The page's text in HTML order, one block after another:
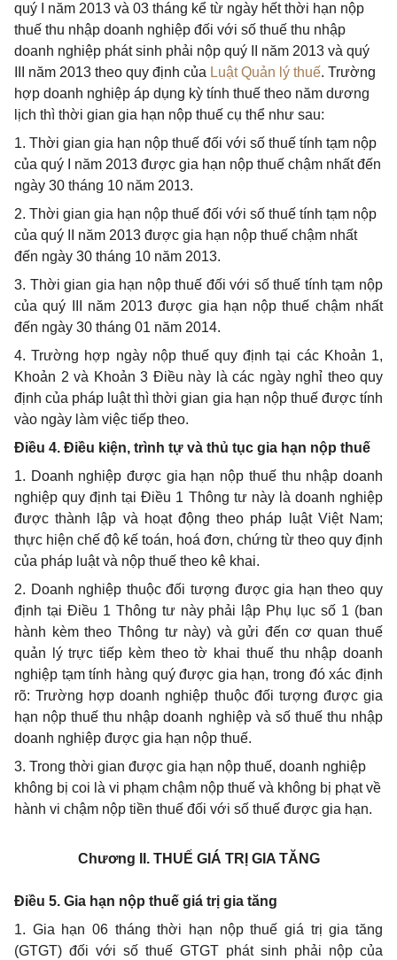
quý I năm 2013 và 03 tháng kể từ ngày hết thời hạn nộp
thuế thu nhập doanh nghiệp đối với số thuế thu nhập
doanh nghiệp phát sinh phải nộp quý II năm 2013 và quý
III năm 2013 theo quy định của Luật Quản lý thuế. Trường
hợp doanh nghiệp áp dụng kỳ tính thuế theo năm dương
lịch thì thời gian gia hạn nộp thuế cụ thể như sau:
1. Thời gian gia hạn nộp thuế đối với số thuế tính tạm nộp
của quý I năm 2013 được gia hạn nộp thuế chậm nhất đến
ngày 30 tháng 10 năm 2013.
2. Thời gian gia hạn nộp thuế đối với số thuế tính tạm nộp
của quý II năm 2013 được gia hạn nộp thuế chậm nhất
đến ngày 30 tháng 10 năm 2013.
3. Thời gian gia hạn nộp thuế đối với số thuế tính tạm nộp
của quý III năm 2013 được gia hạn nộp thuế chậm nhất
đến ngày 30 tháng 01 năm 2014.
4. Trường hợp ngày nộp thuế quy định tại các Khoản 1,
Khoản 2 và Khoản 3 Điều này là các ngày nghỉ theo quy
định của pháp luật thì thời gian gia hạn nộp thuế được tính
vào ngày làm việc tiếp theo.
Điều 4. Điều kiện, trình tự và thủ tục gia hạn nộp thuế
1. Doanh nghiệp được gia hạn nộp thuế thu nhập doanh
nghiệp quy định tại Điều 1 Thông tư này là doanh nghiệp
được thành lập và hoạt động theo pháp luật Việt Nam;
thực hiện chế độ kế toán, hoá đơn, chứng từ theo quy định
của pháp luật và nộp thuế theo kê khai.
2. Doanh nghiệp thuộc đối tượng được gia hạn theo quy
định tại Điều 1 Thông tư này phải lập Phụ lục số 1 (ban
hành kèm theo Thông tư này) và gửi đến cơ quan thuế
quản lý trực tiếp kèm theo tờ khai thuế thu nhập doanh
nghiệp tạm tính hàng quý được gia hạn, trong đó xác định
rõ: Trường hợp doanh nghiệp thuộc đối tượng được gia
hạn nộp thuế thu nhập doanh nghiệp và số thuế thu nhập
doanh nghiệp được gia hạn nộp thuế.
3. Trong thời gian được gia hạn nộp thuế, doanh nghiệp
không bị coi là vi phạm chậm nộp thuế và không bị phạt về
hành vi chậm nộp tiền thuế đối với số thuế được gia hạn.
Chương II. THUẾ GIÁ TRỊ GIA TĂNG
Điều 5. Gia hạn nộp thuế giá trị gia tăng
1. Gia hạn 06 tháng thời hạn nộp thuế giá trị gia tăng
(GTGT) đối với số thuế GTGT phát sinh phải nộp của